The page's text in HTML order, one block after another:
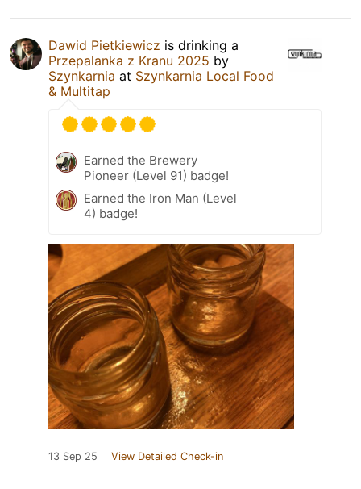
Dawid Pietkiewicz is drinking a
Przepalanka z Kranu 2025 by
Szynkarnia at Szynkarnia Local Food
& Multitap
Earned the Brewery
Pioneer (Level 91) badge!
Earned the Iron Man (Level
4) badge!
13 Sep 25 View Detailed Check-in